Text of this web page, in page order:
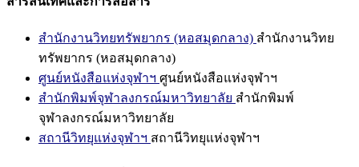
สำนักงานวิทยทรัพยากร (หอสมุดกลาง) สำนักงานวิทย
ทรัพยากร (หอสมุดกลาง)
ศูนย์หนังสือแห่งจุฬาฯ ศูนย์หนังสือแห่งจุฬาฯ
สำนักพิมพ์จุฬาลงกรณ์มหาวิทยาลัย สำนักพิมพ์
จุฬาลงกรณ์มหาวิทยาลัย
สถานีวิทยุแห่งจุฬาฯ สถานีวิทยุแห่งจุฬาฯ